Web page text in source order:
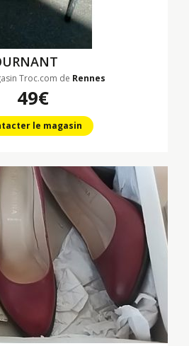
Troc.com de Rennes
49€
le magasin